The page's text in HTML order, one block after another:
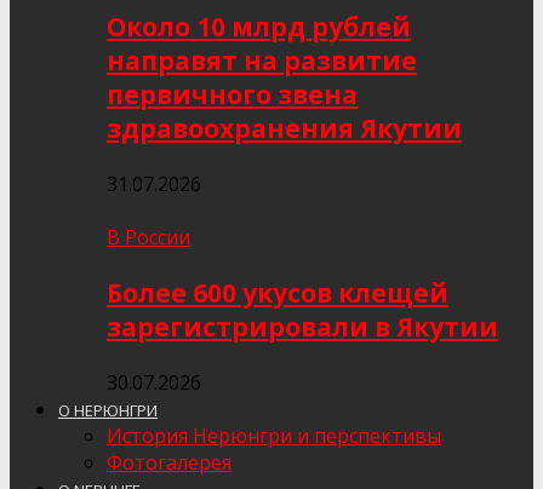
Около 10 млрд рублей
направят на развитие
первичного звена
здравоохранения Якутии
31.07.2026
В России
Более 600 укусов клещей
зарегистрировали в Якутии
30.07.2026
О НЕРЮНГРИ
История Нерюнгри и перспективы
Фотогалерея